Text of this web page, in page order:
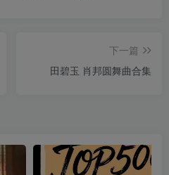
下一篇
田碧玉 肖邦圆舞曲合集